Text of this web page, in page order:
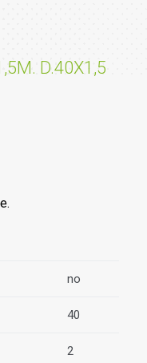
D.40X1,5
no
40
2